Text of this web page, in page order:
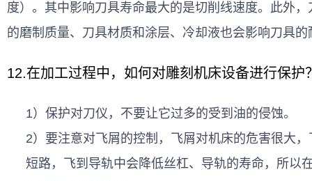
度）。其中影响刀具寿命最大的是切削线速度。此外
的磨制质量、刀具材质和涂层、冷却液也会影响刀具的
12.在加工过程中，如何对雕刻机床设备进行保护
1）保护对刀仪，不要让它过多的受到油的侵蚀。
2）要注意对飞屑的控制，飞屑对机床的危害很大
短路，飞到导轨中会降低丝杠、导轨的寿命，所以